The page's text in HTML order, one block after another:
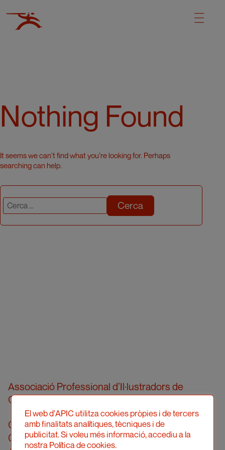
Nothing Found
It seems we can’t find what you’re looking for. Perhaps
searching can help.
Cerca:
Associació Professional d’Il·lustradors de
Catalunya
Carrer Londres, 96, pral. 2a
08036 Barcelona
El web d'APIC utilitza cookies pròpies i de tercers
amb finalitats analítiques, tècniques i de
publicitat. Si voleu més informació, accediu a la
nostra Política de cookies.